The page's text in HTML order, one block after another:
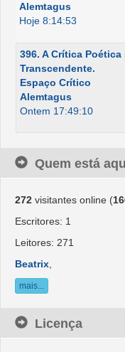
Alemtagus
Hoje 8:14:53
396. A Crítica
Transcendente.
Espaço Crítico
Alemtagus
Ontem 17:49:10
Quem está
272 visitantes online (
Escritores: 1
Leitores: 271
Beatrix
mais...
Licença